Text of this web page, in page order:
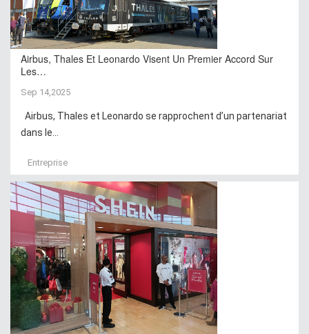
Airbus, Thales Et Leonardo Visent Un Premier Accord Sur
Les…
Sep 14,2025
Airbus, Thales et Leonardo se rapprochent d’un partenariat
dans le...
Entreprise